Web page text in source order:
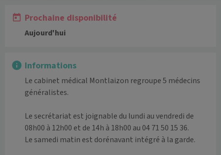
Prochaine disponibilité
Aujourd'hui
Informations
Le cabinet médical Montlaizon regroupe 5 médecins
généralistes.
Le secrétariat est joignable du lundi au vendredi de
08h00 à 12h00 et de 14h à 18h00 au 04 71 50 15 36.
Le samedi matin est dorénavant intégré à la garde.